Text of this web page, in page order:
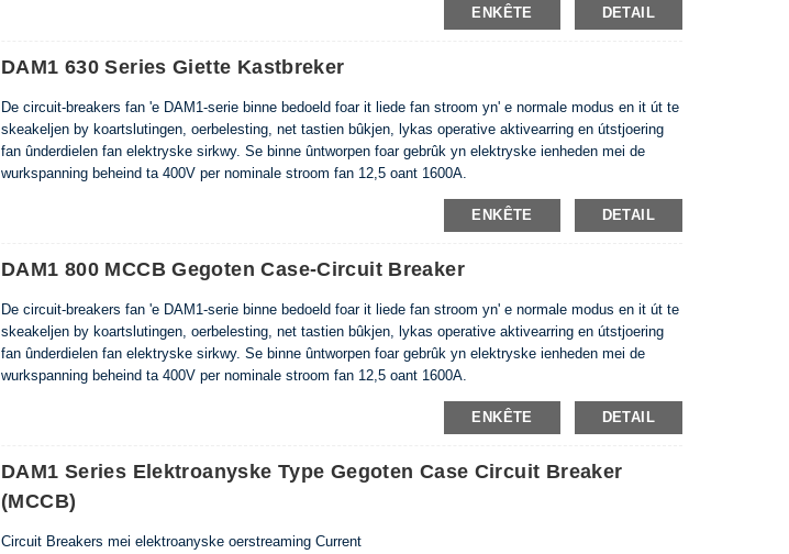
ENKÊTE
DETAIL
DAM1 630 Series Giette Kastbreker
De circuit-breakers fan 'e DAM1-serie binne bedoeld foar it liede fan stroom yn' e normale modus en it út te
skeakeljen by koartslutingen, oerbelesting, net tastien bûkjen, lykas operative aktivearring en útstjoering
fan ûnderdielen fan elektryske sirkwy. Se binne ûntworpen foar gebrûk yn elektryske ienheden mei de
wurkspanning beheind ta 400V per nominale stroom fan 12,5 oant 1600A.
ENKÊTE
DETAIL
DAM1 800 MCCB Gegoten Case-Circuit Breaker
De circuit-breakers fan 'e DAM1-serie binne bedoeld foar it liede fan stroom yn' e normale modus en it út te
skeakeljen by koartslutingen, oerbelesting, net tastien bûkjen, lykas operative aktivearring en útstjoering
fan ûnderdielen fan elektryske sirkwy. Se binne ûntworpen foar gebrûk yn elektryske ienheden mei de
wurkspanning beheind ta 400V per nominale stroom fan 12,5 oant 1600A.
ENKÊTE
DETAIL
DAM1 Series Elektroanyske Type Gegoten Case Circuit Breaker
(MCCB)
Circuit Breakers mei elektroanyske oerstreaming Current